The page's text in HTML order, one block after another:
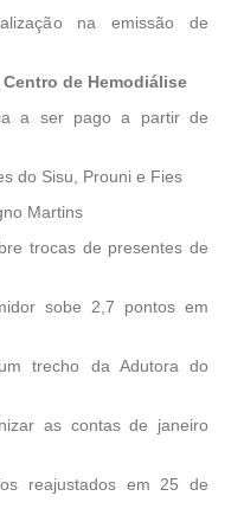
na emissão de
de Hemodiálise
a ser pago a partir de
do Sisu, Prouni e Fies
Martins
trocas de presentes de
sobe 2,7 pontos em
trecho da Adutora do
as contas de janeiro
reajustados em 25 de